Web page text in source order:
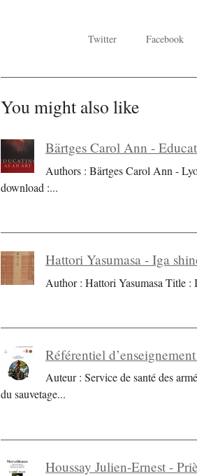
Twitter Facebook
You might also like
Bärtges Carol Ann -
Authors : Bärtges Carol Ann -
download :...
Hattori Yasumasa - Iga
Author : Hattori Yasumasa Title
Référentiel
Auteur : Service de santé des
du sauvetage...
Houssay Julien-Ernest -